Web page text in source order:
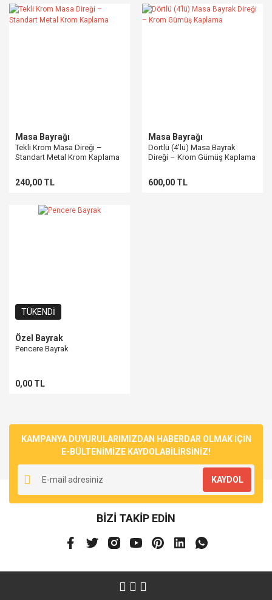
Masa Bayrağı
Tekli Krom Masa Direği –
Standart Metal Krom Kaplama
240,00 TL
Masa Bayrağı
Dörtlü (4’lü) Masa Bayrak
Direği – Krom Gümüş Kaplama
600,00 TL
TÜKENDİ
Özel Bayrak
Pencere Bayrak
0,00 TL
KAMPANYA DUYURULARIMIZDAN HABERDAR OLMAK İÇİN
E-BÜLTENİMİZE KAYDOLABİLİRSİNİZ!
KAYDOL
BİZİ TAKİP EDİN